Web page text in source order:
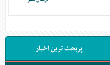
پربحث ترین اخبار